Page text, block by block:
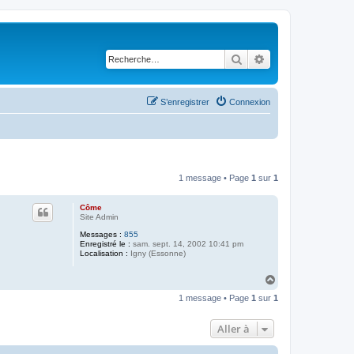
Rechercher
Connexion
S’enregistrer
1 message • Page 1 sur 1
Côme
Site Admin
Messages : 855
Enregistré le : sam. sept. 14, 2002 10:41 pm
Localisation : Igny (Essonne)
u
1 message • Page 1 sur 1
Aller à